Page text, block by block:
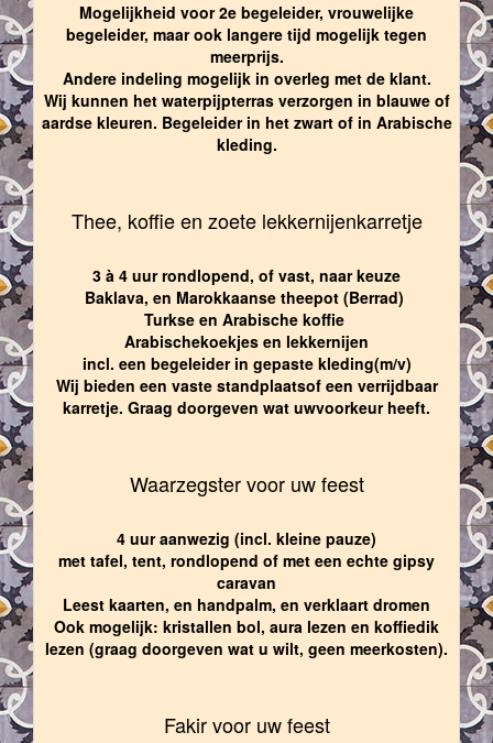
Mogelijkheid voor 2e begeleider, vrouwelijke
begeleider, maar ook langere tijd mogelijk tegen
meerprijs.
Andere indeling mogelijk in overleg met de klant.
Wij kunnen het waterpijpterras verzorgen in blauwe of
aardse kleuren. Begeleider in het zwart of in Arabische
kleding.
Thee, koffie en zoete lekkernijenkarretje
3 à 4 uur rondlopend, of vast, naar keuze
Baklava, en Marokkaanse theepot (Berrad)
Turkse en Arabische koffie
Arabischekoekjes en lekkernijen
incl. een begeleider in gepaste kleding(m/v)
Wij bieden een vaste standplaatsof een verrijdbaar
karretje. Graag doorgeven wat uwvoorkeur heeft.
Waarzegster voor uw feest
4 uur aanwezig (incl. kleine pauze)
met tafel, tent, rondlopend of met een echte gipsy
caravan
Leest kaarten, en handpalm, en verklaart dromen
Ook mogelijk: kristallen bol, aura lezen en koffiedik
lezen (graag doorgeven wat u wilt, geen meerkosten).
Fakir voor uw feest